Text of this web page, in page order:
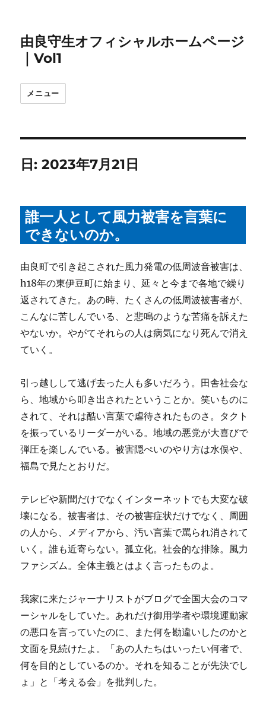
由良守生オフィシャルホームページ
｜Vol1
メニュー
日:2023年7月21日
誰一人として風力被害を言葉に
できないのか。
由良町で引き起こされた風力発電の低周波音被害は、
h18年の東伊豆町に始まり、延々と今まで各地で繰り
返されてきた。あの時、たくさんの低周波被害者が、
こんなに苦しんでいる、と悲鳴のような苦痛を訴えた
やないか。やがてそれらの人は病気になり死んで消え
ていく。
引っ越しして逃げ去った人も多いだろう。田舎社会な
ら、地域から叩き出されたということか。笑いものに
されて、それは酷い言葉で虐待されたものさ。タクト
を振っているリーダーがいる。地域の悪党が大喜びで
弾圧を楽しんでいる。被害隠ぺいのやり方は水俣や、
福島で見たとおりだ。
テレビや新聞だけでなくインターネットでも大変な破
壊になる。被害者は、その被害症状だけでなく、周囲
の人から、メディアから、汚い言葉で罵られ消されて
いく。誰も近寄らない。孤立化。社会的な排除。風力
ファシズム。全体主義とはよく言ったものよ。
我家に来たジャーナリストがブログで全国大会のコマ
ーシャルをしていた。あれだけ御用学者や環境運動家
の悪口を言っていたのに、また何を勘違いしたのかと
文面を見続けたよ。「あの人たちはいったい何者で、
何を目的としているのか。それを知ることが先決でし
ょ」と「考える会」を批判した。